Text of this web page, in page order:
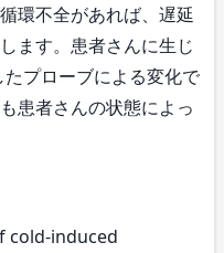
環不全があれば、遅延
ます。患者さんに生じ
プローブによる変化で
患者さんの状態によっ
cold-induced